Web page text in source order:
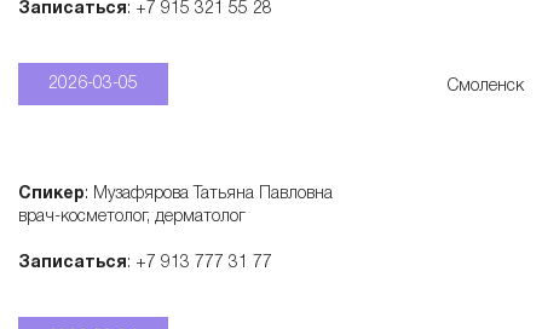
Записаться: +7 915 321 55 28
2026-03-05 Смоленск
Спикер: Музафярова Татьяна Павловна
врач-косметолог, дерматолог
Записаться: +7 913 777 31 77